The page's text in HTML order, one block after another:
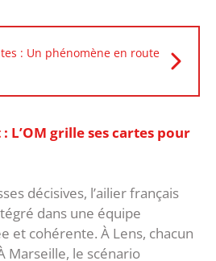
: Un phénomène en route
L’OM grille ses cartes pour
décisives, l’ailier français
dans une équipe
et cohérente. À Lens, chacun
Marseille, le scénario